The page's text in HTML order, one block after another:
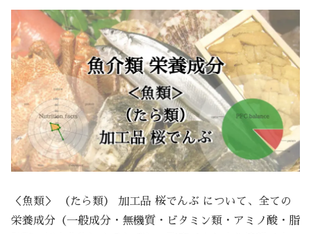
＜魚類＞ （たら類） 加工品 桜でんぶ について、全ての
栄養成分（一般成分・無機質・ビタミン類・アミノ酸・脂